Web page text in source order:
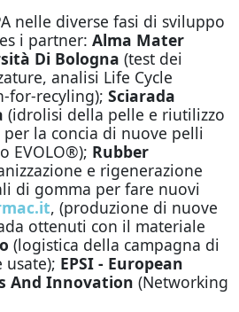
nelle diverse fasi di sviluppo
i partner: Alma Mater
Di Bologna (test dei
analisi Life Cycle
for-recyling); Sciarada
(idrolisi della pelle e riutilizzo
la concia di nuove pelli
EVOLO®); Rubber
e rigenerazione
di gomma per fare nuovi
, (produzione di nuove
ottenuti con il materiale
(logistica della campagna di
usate); EPSI - European
And Innovation (Networking